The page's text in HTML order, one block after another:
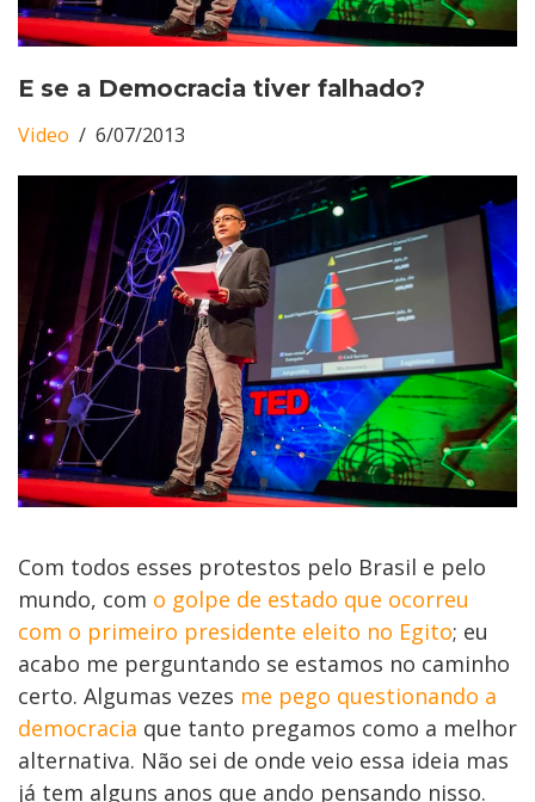
E se a Democracia tiver falhado?
Video 6/07/2013
Com todos esses protestos pelo Brasil e pelo
mundo, com o golpe de estado que ocorreu
com o primeiro presidente eleito no Egito; eu
acabo me perguntando se estamos no caminho
certo. Algumas vezes me pego questionando a
democracia que tanto pregamos como a melhor
alternativa. Não sei de onde veio essa ideia mas
já tem alguns anos que ando pensando nisso.